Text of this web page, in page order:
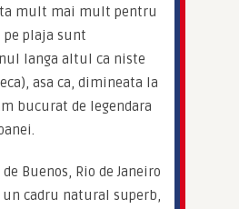
mult mai mult pentru
plaja sunt
langa altul ca niste
asa ca, dimineata la
bucurat de legendara
Buenos, Rio de Janeiro
un cadru natural superb,